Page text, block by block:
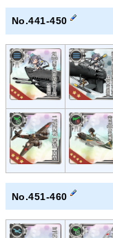
No.441-450
No.451-460